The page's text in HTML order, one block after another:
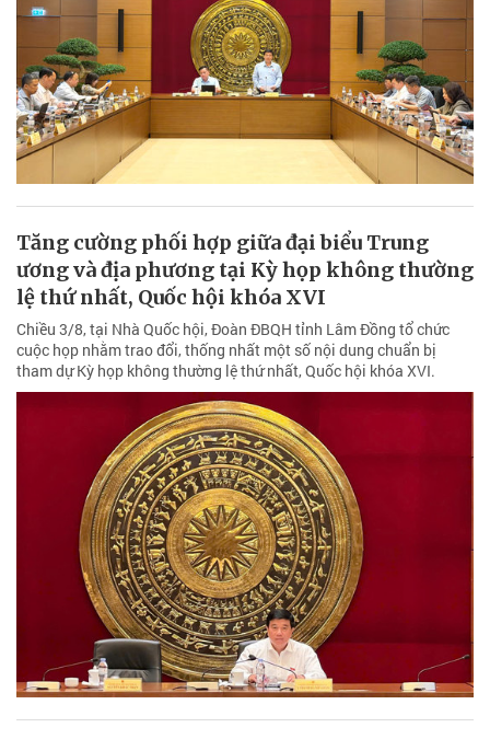
Tăng cường phối hợp giữa đại biểu Trung
ương và địa phương tại Kỳ họp không thường
lệ thứ nhất, Quốc hội khóa XVI
Chiều 3/8, tại Nhà Quốc hội, Đoàn ĐBQH tỉnh Lâm Đồng tổ chức
cuộc họp nhằm trao đổi, thống nhất một số nội dung chuẩn bị
tham dự Kỳ họp không thường lệ thứ nhất, Quốc hội khóa XVI.